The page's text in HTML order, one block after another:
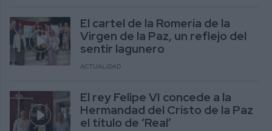
El cartel de la Romería de la
Virgen de la Paz, un reflejo del
sentir lagunero
ACTUALIDAD
El rey Felipe VI concede a la
Hermandad del Cristo de la Paz
el título de ‘Real’